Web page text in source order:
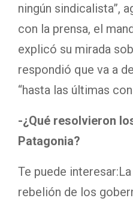
ningún sindicalista”,
con la prensa, el
explicó su mirada
respondió que va a
“hasta las últimas
-¿Qué resolvieron
Patagonia?
Te puede interesar:
rebelión de los